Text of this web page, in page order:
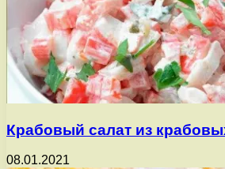
Крабовый салат из
08.01.2021